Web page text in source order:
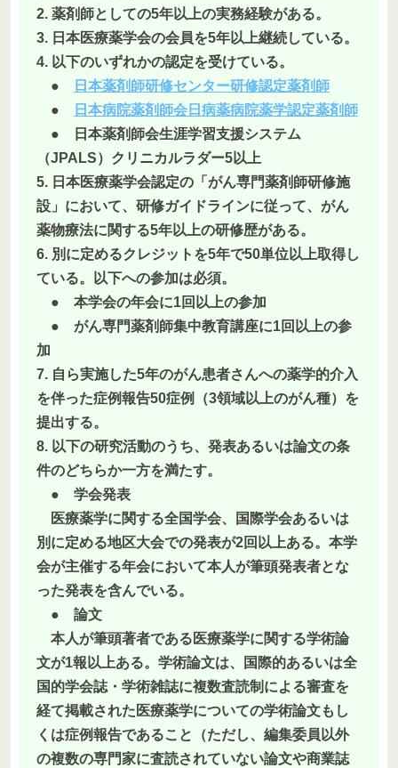
2. 薬剤師としての5年以上の実務経験がある。
3. 日本医療薬学会の会員を5年以上継続している。
4. 以下のいずれかの認定を受けている。
●
日本薬剤師研修センター研修認定薬剤師
●
日本病院薬剤師会日病薬病院薬学認定薬剤師
● 日本薬剤師会生涯学習支援システム
（JPALS）クリニカルラダー5以上
5. 日本医療薬学会認定の「がん専門薬剤師研修施
設」において、研修ガイドラインに従って、がん
薬物療法に関する5年以上の研修歴がある。
6. 別に定めるクレジットを5年で50単位以上取得し
ている。以下への参加は必須。
● 本学会の年会に1回以上の参加
● がん専門薬剤師集中教育講座に1回以上の参
加
7. 自ら実施した5年のがん患者さんへの薬学的介入
を伴った症例報告50症例（3領域以上のがん種）を
提出する。
8. 以下の研究活動のうち、発表あるいは論文の条
件のどちらか一方を満たす。
● 学会発表
医療薬学に関する全国学会、国際学会あるいは
別に定める地区大会での発表が2回以上ある。本学
会が主催する年会において本人が筆頭発表者とな
った発表を含んでいる。
● 論文
本人が筆頭著者である医療薬学に関する学術論
文が1報以上ある。学術論文は、国際的あるいは全
国的学会誌・学術雑誌に複数査読制による審査を
経て掲載された医療薬学についての学術論文もし
くは症例報告であること（ただし、編集委員以外
の複数の専門家に査読されていない論文や商業誌